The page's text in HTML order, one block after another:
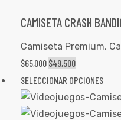
CAMISETA CRASH
Camiseta Premium,
$65,000 $49,500
SELECCIONAR OPCIONES